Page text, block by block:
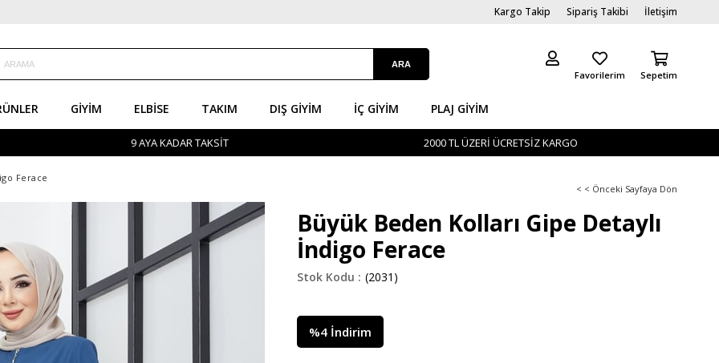
Kargo Takip Sipariş Takibi İletişim
Sepetim
Favorilerim
GIYIM ELBISE TAKIM DIŞ GIYIM İÇ GİYIM PLAJ GIYIM
9 AYA KADAR TAKSİT 2000 TL ÜZERİ ÜCRETSİZ KARGO
Ferace
< < Önceki Sayfaya Dön
Büyük Beden Kolları Gipe Detaylı
İndigo Ferace
(2031)
%4 İndirim